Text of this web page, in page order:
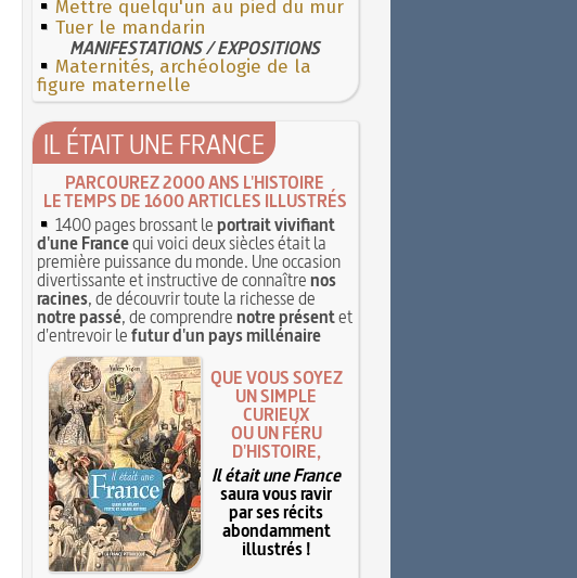
Mettre quelqu'un au pied du mur
Tuer le mandarin
MANIFESTATIONS / EXPOSITIONS
Maternités, archéologie de la
figure maternelle
IL ÉTAIT UNE FRANCE
PARCOUREZ 2000 ANS L'HISTOIRE
LE TEMPS DE 1600 ARTICLES ILLUSTRÉS
1400 pages brossant leportrait vivifiant
d'une Francequi voici deux siècles était la
première puissance du monde. Une occasion
divertissante et instructive de connaîtrenos
racines, de découvrir toute la richesse de
notre passé, de comprendrenotre présentet
d'entrevoir lefutur d'un pays millénaire
QUE VOUS SOYEZ
UN SIMPLE
CURIEUX
OU UN FÉRU
D'HISTOIRE,
Il était une France
saura vous ravir
par ses récits
abondamment
illustrés !